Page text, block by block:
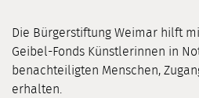
Die Bürgerstiftung Weimar hilft
Geibel-Fonds Künstlerinnen in
benachteiligten Menschen,
erhalten.